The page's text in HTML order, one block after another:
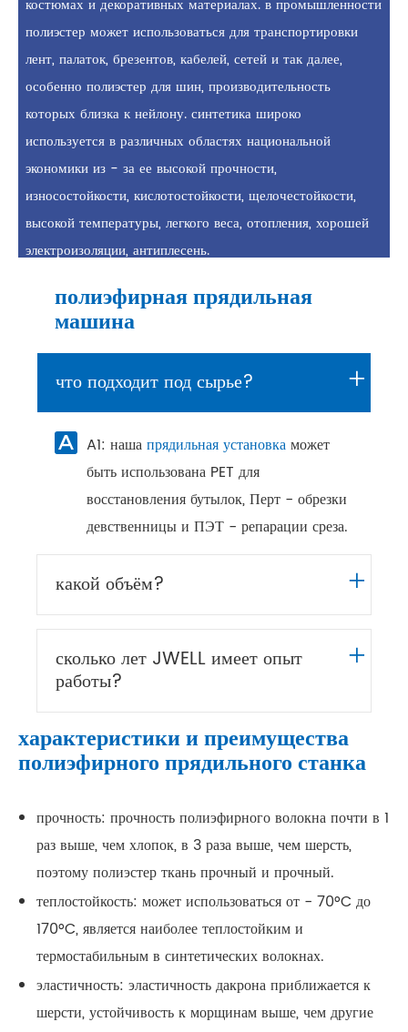
костюмах и декоративных материалах. в промышленности
полиэстер может использоваться для транспортировки
лент, палаток, брезентов, кабелей, сетей и так далее,
особенно полиэстер для шин, производительность
которых близка к нейлону. синтетика широко
используется в различных областях национальной
экономики из - за ее высокой прочности,
износостойкости, кислотостойкости, щелочестойкости,
высокой температуры, легкого веса, отопления, хорошей
электроизоляции, антиплесень.
полиэфирная прядильная
машина
что подходит под сырье? +
 A1: нашапрядильная установкаможет
быть использована PET для
восстановления бутылок, Перт - обрезки
девственницы и ПЭТ - репарации среза.
какой объём? +
сколько лет JWELL имеет опыт
работы?
+
характеристики и преимущества
полиэфирного прядильного станка
прочность: прочность полиэфирного волокна почти в 1
раз выше, чем хлопок, в 3 раза выше, чем шерсть,
поэтому полиэстер ткань прочный и прочный.
теплостойкость: может использоваться от - 70°C до
170°C, является наиболее теплостойким и
термостабильным в синтетических волокнах.
эластичность: эластичность дакрона приближается к
шерсти, устойчивость к морщинам выше, чем другие